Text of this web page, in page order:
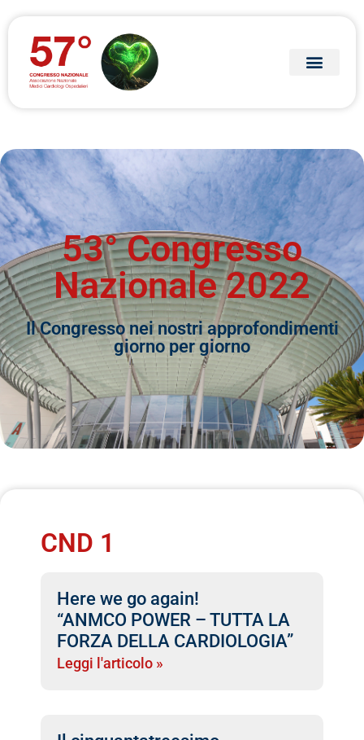
53° Congresso
Nazionale 2022
Il Congresso nei nostri approfondimenti
giorno per giorno
CND 1
Here we go again!
“ANMCO POWER – TUTTA LA
FORZA DELLA CARDIOLOGIA”
Leggi l'articolo »